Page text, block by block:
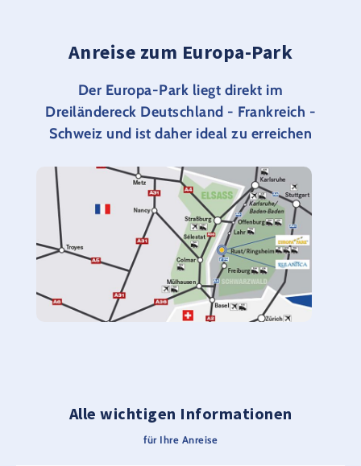
Anreise zum Europa-Park
Der Europa-Park liegt direkt im
Dreiländereck Deutschland - Frankreich -
Schweiz und ist daher ideal zu erreichen
Alle wichtigen Informationen
für Ihre Anreise